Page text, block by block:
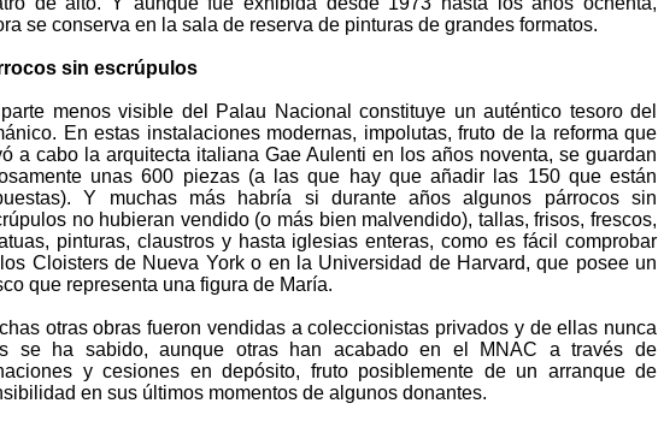
se conserva en la sala de reserva de pinturas de grandes formatos.
sin escrúpulos
parte menos visible del Palau Nacional constituye un auténtico tesoro del
En estas instalaciones modernas, impolutas, fruto de la reforma que
a cabo la arquitecta italiana Gae Aulenti en los años noventa, se guardan
unas 600 piezas (a las que hay que añadir las 150 que están
Y muchas más habría si durante años algunos párrocos sin
no hubieran vendido (o más bien malvendido), tallas, frisos, frescos,
pinturas, claustros y hasta iglesias enteras, como es fácil comprobar
Cloisters de Nueva York o en la Universidad de Harvard, que posee un
que representa una figura de María.
otras obras fueron vendidas a coleccionistas privados y de ellas nunca
se ha sabido, aunque otras han acabado en el MNAC a través de
y cesiones en depósito, fruto posiblemente de un arranque de
en sus últimos momentos de algunos donantes.